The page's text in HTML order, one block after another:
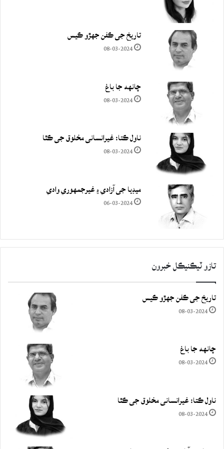
تاريخ جي ڪفن جھڙو ڪيس
08-03-2024
چانهه جا باغ
08-03-2024
ناول ڪتا: غيرانساني مخلوق جي ڪٿا
08-03-2024
ميڊيا جي آزادي ۽ غيرجمھوري وادي
06-03-2024
تازو ٽيڪنيڪل خبرون
تاريخ جي ڪفن جھڙو ڪيس
08-03-2024
چانهه جا باغ
08-03-2024
ناول ڪتا: غيرانساني مخلوق جي ڪٿا
08-03-2024